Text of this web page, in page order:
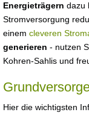
Energieträgern dazu
Stromversorgung
einem cleveren
generieren - nutzen
Kohren-Sahlis und
Hier die wichtigsten